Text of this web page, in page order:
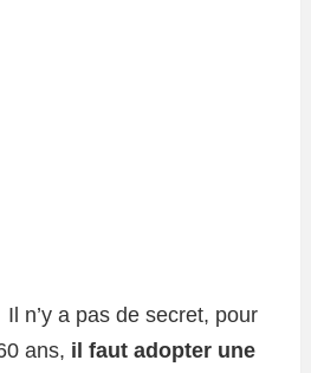
Il n’y a pas de secret, pour
ans, il faut adopter une